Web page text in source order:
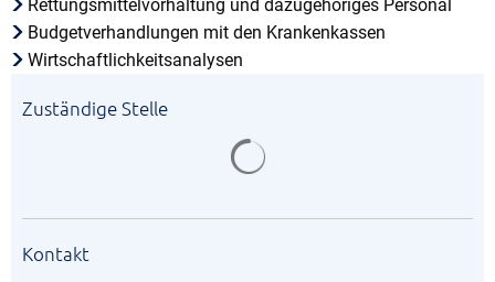
Rettungsmittelvorhaltung und dazugehöriges Personal
Budgetverhandlungen mit den Krankenkassen
Wirtschaftlichkeitsanalysen
Zuständige Stelle
Kontakt